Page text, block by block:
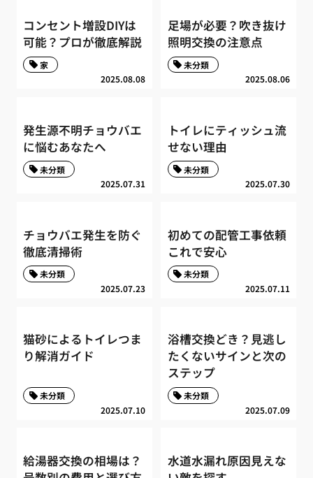
コンセント増設DIYは
可能？プロが徹底解説
2025.08.08
家
足場が必要？吹き抜け
照明交換の注意点
2025.08.06
未分類
発生源不明チョウバエ
に悩むあなたへ
2025.07.31
未分類
トイレにティッシュ流
せない理由
2025.07.30
未分類
チョウバエ発生を防ぐ
徹底清掃術
2025.07.23
未分類
初めての配管工事依頼
これで安心
2025.07.11
未分類
猫砂によるトイレつま
り解消ガイド
2025.07.10
未分類
浴槽交換どき？見逃し
たくないサインと次の
ステップ
2025.07.09
未分類
給湯器交換の相場は？
水道水漏れ原因見えな